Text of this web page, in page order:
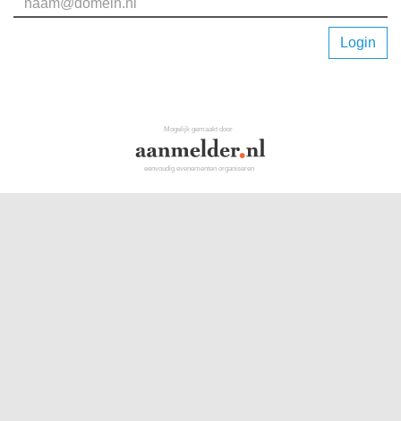
Login
Mogelijk gemaakt door
eenvoudig evenementen organiseren